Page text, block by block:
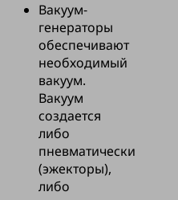
Вакуум-
генераторы
обеспечивают
необходимый
вакуум.
Вакуум
создается
либо
пневматически
(эжекторы),
либо